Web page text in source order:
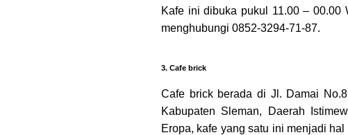
Kafe ini dibuka pukul 11.00 –
menghubungi 0852-3294-71-87.
3. Cafe brick
Cafe brick berada di Jl. Damai
Kabupaten Sleman, Daerah
Eropa, kafe yang satu ini menjadi